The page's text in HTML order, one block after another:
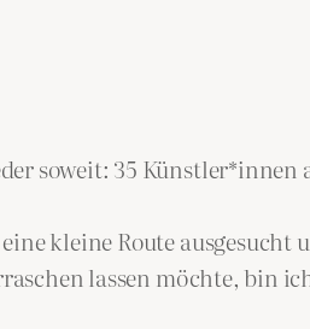
soweit: 35
kleine Route
lassen möchte, bin